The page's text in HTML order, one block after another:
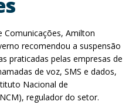
Comunicações, Amilton
recomendou a suspensão
praticadas pelas empresas de
de voz, SMS e dados,
Nacional de
regulador do setor.